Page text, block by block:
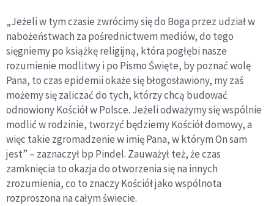
„Jeżeli w tym czasie zwrócimy się do Boga przez udział w
nabożeństwach za pośrednictwem mediów, do tego
sięgniemy po książkę religijną, która pogłębi nasze
rozumienie modlitwy i po Pismo Święte, by poznać wolę
Pana, to czas epidemii okaże się błogosławiony, my zaś
możemy się zaliczać do tych, którzy chcą budować
odnowiony Kościół w Polsce. Jeżeli odważymy się wspólnie
modlić w rodzinie, tworzyć będziemy Kościół domowy, a
więc takie zgromadzenie w imię Pana, w którym On sam
jest” – zaznaczył bp Pindel. Zauważył też, że czas
zamknięcia to okazja do otworzenia się na innych
zrozumienia, co to znaczy Kościół jako wspólnota
rozproszona na całym świecie.